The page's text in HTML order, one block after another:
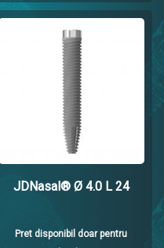
JDNasal® Ø 4.0 L 24
Pret disponibil doar pentru